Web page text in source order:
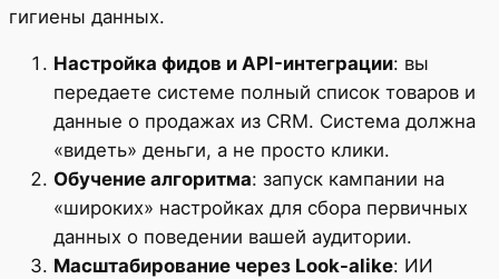
гигиены данных.
Настройка фидов и API-интеграции: вы
передаете системе полный список товаров и
данные о продажах из CRM. Система должна
«видеть» деньги, а не просто клики.
Обучение алгоритма: запуск кампании на
«широких» настройках для сбора первичных
данных о поведении вашей аудитории.
Масштабирование через Look-alike: ИИ